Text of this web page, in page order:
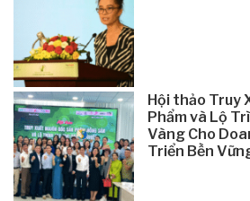
Hội thảo Truy
Phẩm và Lộ
Vàng Cho
Triển Bền